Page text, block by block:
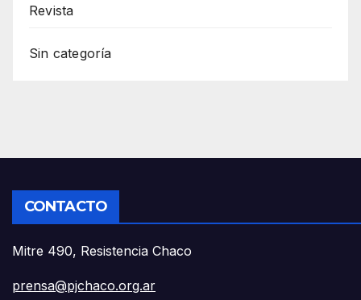
Revista
Sin categoría
CONTACTO
Mitre 490, Resistencia Chaco
prensa@pjchaco.org.ar